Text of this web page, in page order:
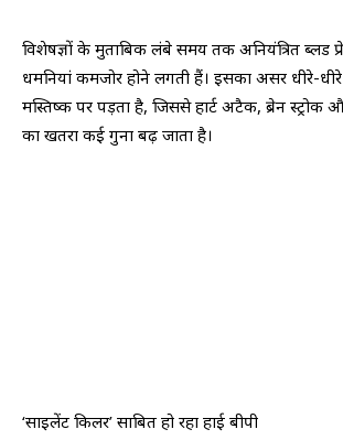
विशेषज्ञों के मुताबिक लंबे समय तक अनियंत्रित ब्लड
धमनियां कमजोर होने लगती हैं। इसका असर धीरे-
मस्तिष्क पर पड़ता है, जिससे हार्ट अटैक, ब्रेन स्ट्रोक
का खतरा कई गुना बढ़ जाता है।
‘साइलेंट किलर’ साबित हो रहा हाई बीपी